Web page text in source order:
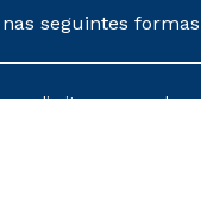
seguintes
os direitos reservados.